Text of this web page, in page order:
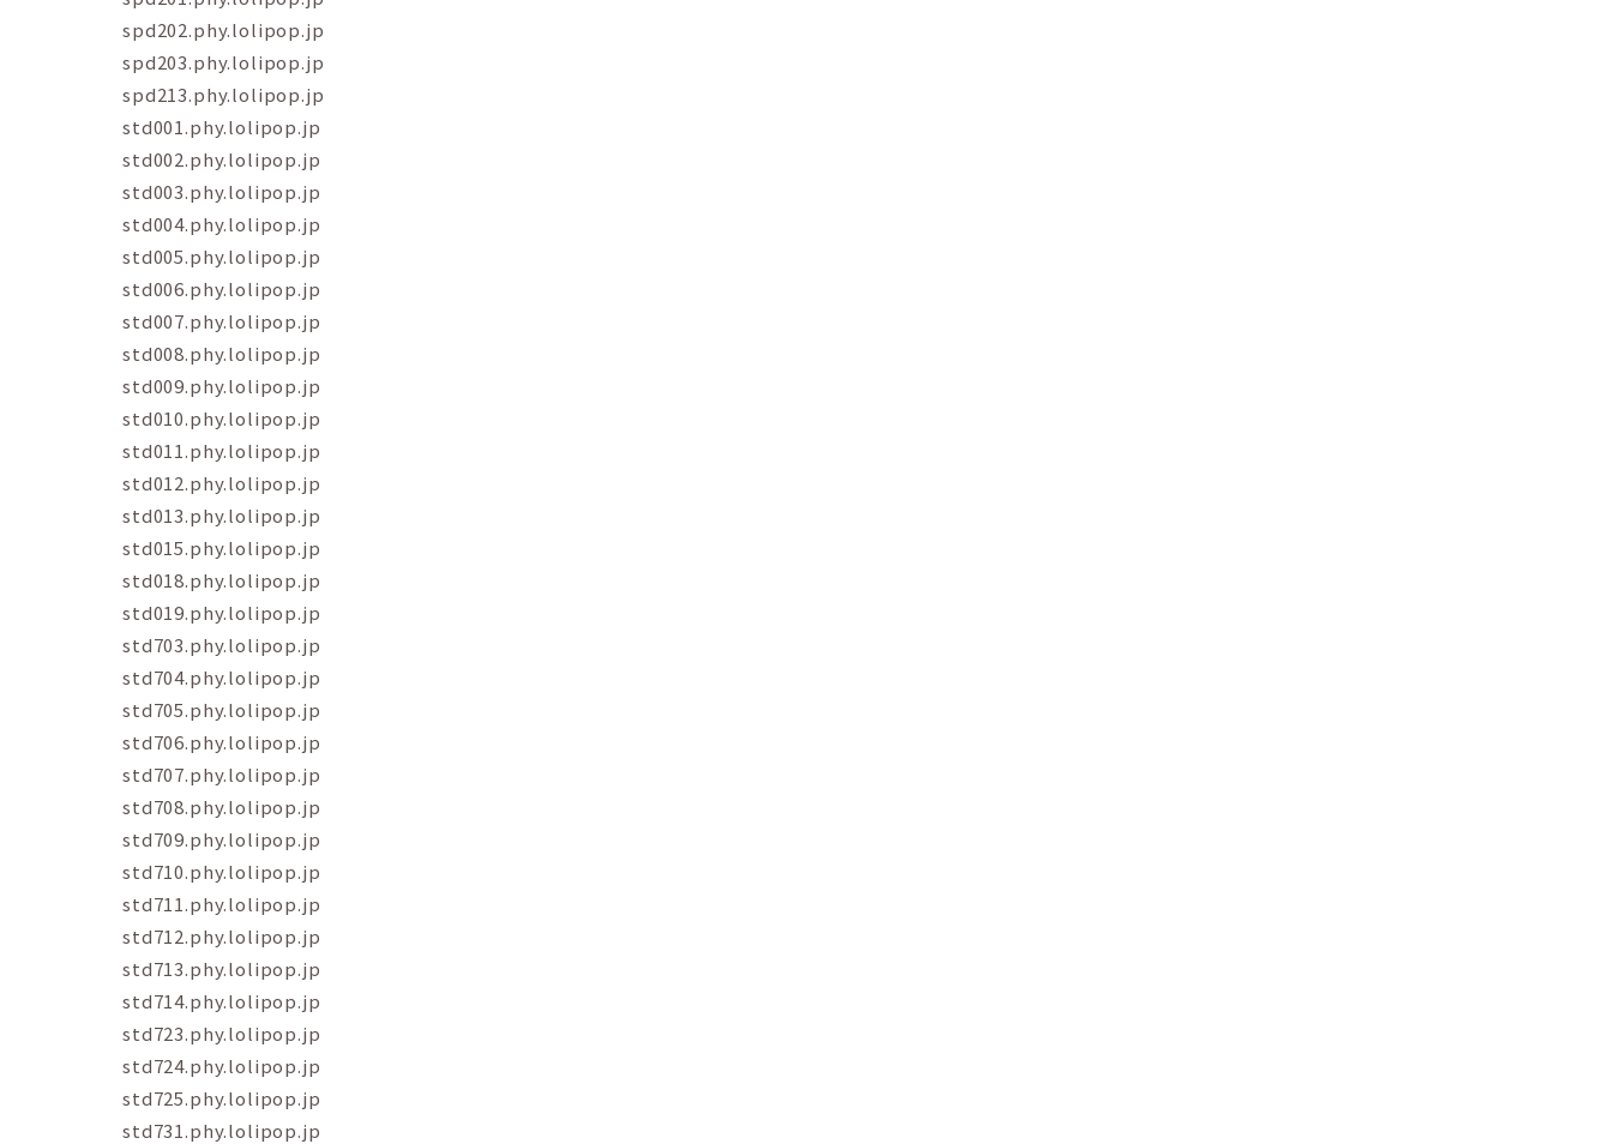
spd202.phy.lolipop.jp
spd203.phy.lolipop.jp
spd213.phy.lolipop.jp
std001.phy.lolipop.jp
std002.phy.lolipop.jp
std003.phy.lolipop.jp
std004.phy.lolipop.jp
std005.phy.lolipop.jp
std006.phy.lolipop.jp
std007.phy.lolipop.jp
std008.phy.lolipop.jp
std009.phy.lolipop.jp
std010.phy.lolipop.jp
std011.phy.lolipop.jp
std012.phy.lolipop.jp
std013.phy.lolipop.jp
std015.phy.lolipop.jp
std018.phy.lolipop.jp
std019.phy.lolipop.jp
std703.phy.lolipop.jp
std704.phy.lolipop.jp
std705.phy.lolipop.jp
std706.phy.lolipop.jp
std707.phy.lolipop.jp
std708.phy.lolipop.jp
std709.phy.lolipop.jp
std710.phy.lolipop.jp
std711.phy.lolipop.jp
std712.phy.lolipop.jp
std713.phy.lolipop.jp
std714.phy.lolipop.jp
std723.phy.lolipop.jp
std724.phy.lolipop.jp
std725.phy.lolipop.jp
std731.phy.lolipop.jp